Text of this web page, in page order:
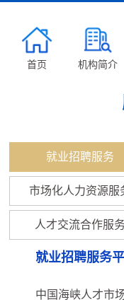
首页 机构简介
就业招聘服务
市场化人力资源服
人才交流合作服务
就业招聘服务
中国海峡人才市场